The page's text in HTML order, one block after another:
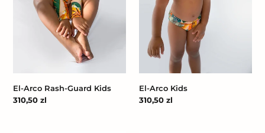
El-Arco Rash-Guard Kids
Cena
310,50 zl
El-Arco Kids
Cena
310,50 zl